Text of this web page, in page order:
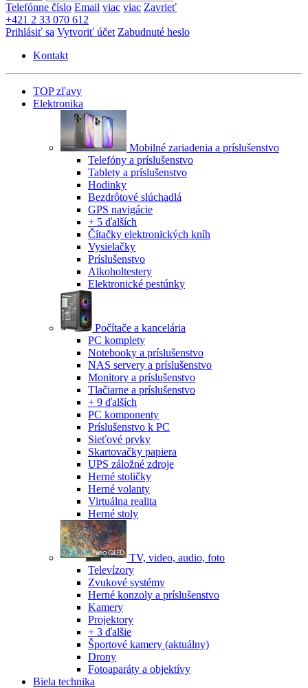
Telefónne číslo Email viac viac Zavrieť
+421 2 33 070 612
Prihlásiť sa Vytvoriť účet Zabudnuté heslo
Kontakt
TOP zľavy
Elektronika
Mobilné zariadenia a príslušenstvo
Telefóny a príslušenstvo
Tablety a príslušenstvo
Hodinky
Bezdrôtové slúchadlá
GPS navigácie
+ 5 ďalších
Čítačky elektronických kníh
Vysielačky
Príslušenstvo
Alkoholtestery
Elektronické pestúnky
Počítače a kancelária
PC komplety
Notebooky a príslušenstvo
NAS servery a príslušenstvo
Monitory a príslušenstvo
Tlačiarne a príslušenstvo
+ 9 ďalších
PC komponenty
Príslušenstvo k PC
Sieťové prvky
Skartovačky papiera
UPS záložné zdroje
Herné stoličky
Herné volanty
Virtuálna realita
Herné stoly
TV, video, audio, foto
Televízory
Zvukové systémy
Herné konzoly a príslušenstvo
Kamery
Projektory
+ 3 ďalšie
Športové kamery (aktuálny)
Drony
Fotoaparáty a objektívy
Biela technika